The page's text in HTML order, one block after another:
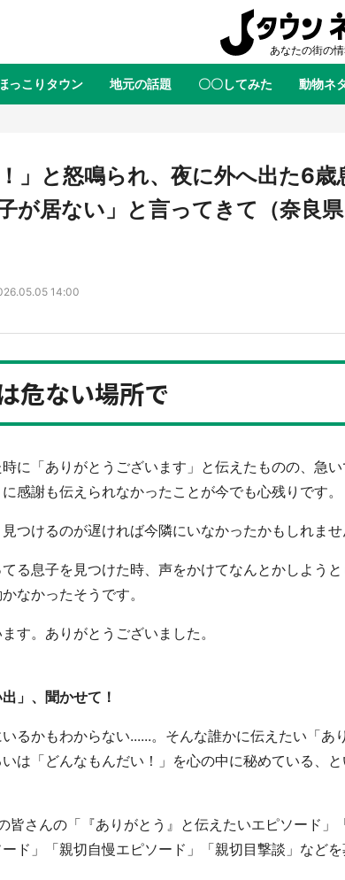
全国 全国
東北 青森
関東 茨城
っこりタウン 地元の話題 〇〇してみた 動物ネ
地域×二次元 絶景 あの時はありがとう
31】
ラボ、本邦初公開の「猫猫像」も【8
／1～10／26】
」と怒鳴られ、夜に外へ出た6歳
が居ない」と言ってきて（奈良
14:00
危ない場所で
に「ありがとうございます」と伝えたものの、急
感謝も伝えられなかったことが今でも心残りです。
つけるのが遅ければ今隣にいなかったかもしれませ
る息子を見つけた時、声をかけてなんとかしよう
なかったそうです。
す。ありがとうございました。
」、聞かせて！
るかもわからない......。そんな誰かに伝えたい「あ
いは「どんなもんだい！」を心の中に秘めている、
皆さんの「『ありがとう』と伝えたいエピソード」
ド」「親切自慢エピソード」「親切目撃談」など